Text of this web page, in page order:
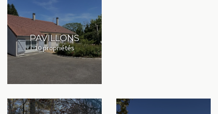
PAVILLONS
10 propriétés